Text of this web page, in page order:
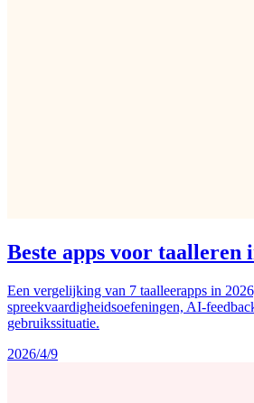
Beste apps voor taalleren
Een vergelijking van 7 taalleerapps in
spreekvaardigheidsoefeningen, AI-
gebruikssituatie.
2026/4/9